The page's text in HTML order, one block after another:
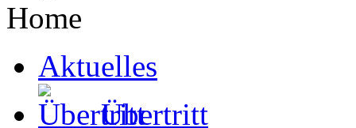
Home
Aktuelles
Übertritt